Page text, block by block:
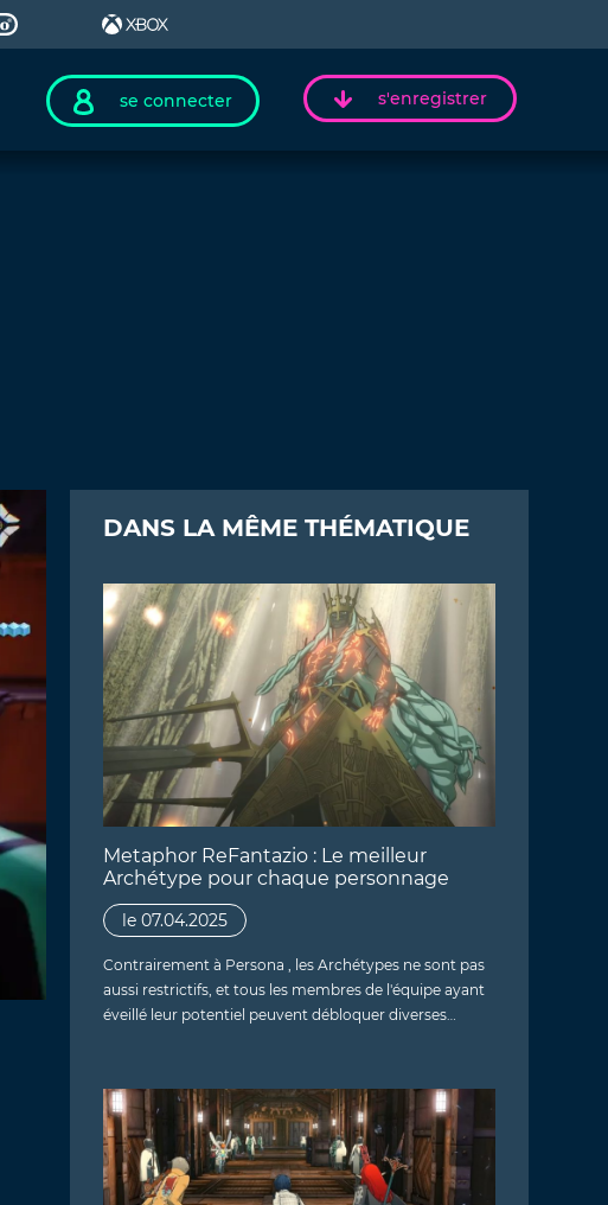
se connecter s'enregistrer
DANS LA MÊME THÉMATIQUE
Metaphor ReFantazio : Le meilleur
Archétype pour chaque personnage
le 07.04.2025
Contrairement à Persona , les Archétypes ne sont pas
aussi restrictifs, et tous les membres de l'équipe ayant
éveillé leur potentiel peuvent débloquer diverses…